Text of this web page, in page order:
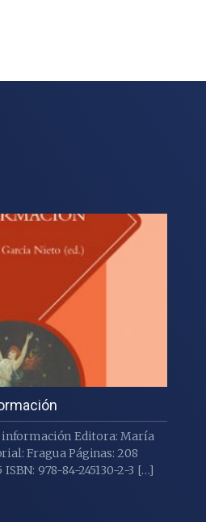
Editora: María
Fragua Páginas: 208
978-84-245130-2-3 […]